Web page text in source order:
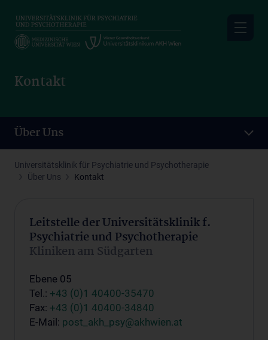
main
content
Kontakt
Über Uns
Universitätsklinik für Psychiatrie und Psychotherapie
Über Uns
Kontakt
Leitstelle der Universitätsklinik f.
Psychiatrie und Psychotherapie
Kliniken am Südgarten
Ebene 05
Tel.: +43 (0)1 40400-35470
Fax: +43 (0)1 40400-34840
E-Mail: post_akh_psy@akhwien.at